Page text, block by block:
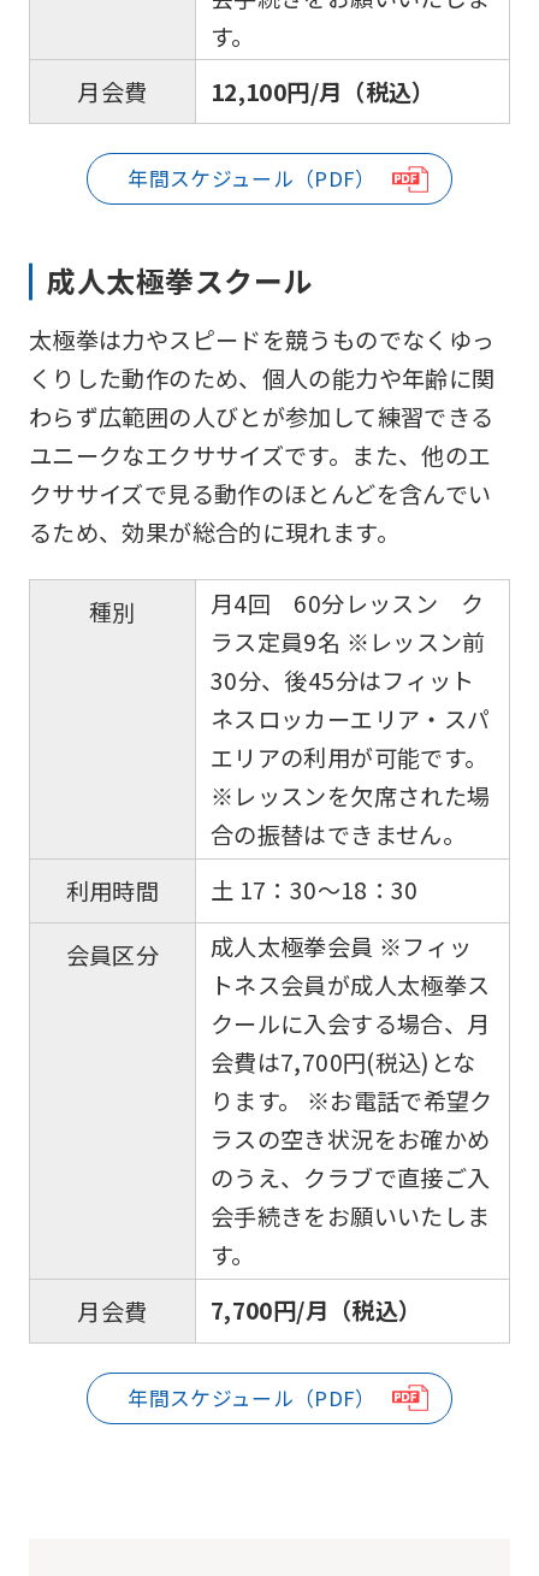
す。
月会費
12,100円/月（税込）
年間スケジュール（PDF）
成人太極拳スクール
太極拳は力やスピードを競うものでなくゆっ
くりした動作のため、個人の能力や年齢に関
わらず広範囲の人びとが参加して練習できる
ユニークなエクササイズです。また、他のエ
クササイズで見る動作のほとんどを含んでい
るため、効果が総合的に現れます。
種別
月4回 60分レッスン ク
ラス定員9名 ※レッスン前
30分、後45分はフィット
ネスロッカーエリア・スパ
エリアの利用が可能です。
※レッスンを欠席された場
合の振替はできません。
利用時間
土 17：30〜18：30
会員区分
成人太極拳会員 ※フィッ
トネス会員が成人太極拳ス
クールに入会する場合、月
会費は7,700円(税込)とな
ります。 ※お電話で希望ク
ラスの空き状況をお確かめ
のうえ、クラブで直接ご入
会手続きをお願いいたしま
す。
月会費
7,700円/月（税込）
年間スケジュール（PDF）
version
of
this
website
be
mechanically,
so
it
may
not
be
an
accurate
translation.
The
translation
may
differ
from
the
original
content.
We
ask
that
you
fully
understand
this
before
using
the
service.